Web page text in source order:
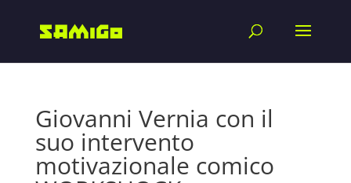
Giovanni Vernia con il
suo intervento
motivazionale comico